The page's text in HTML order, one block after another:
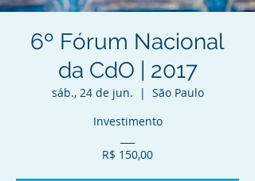
6º Fórum Nacional
da CdO | 2017
sáb., 24 de jun.
  |
São Paulo
Investimento
R$ 150,00